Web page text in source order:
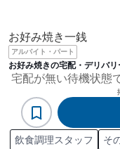
お好み焼き一銭
アルバイト・パート
お好み焼きの宅配・デリバリ
宅配が無い待機状態
飲食調理スタッフ そ